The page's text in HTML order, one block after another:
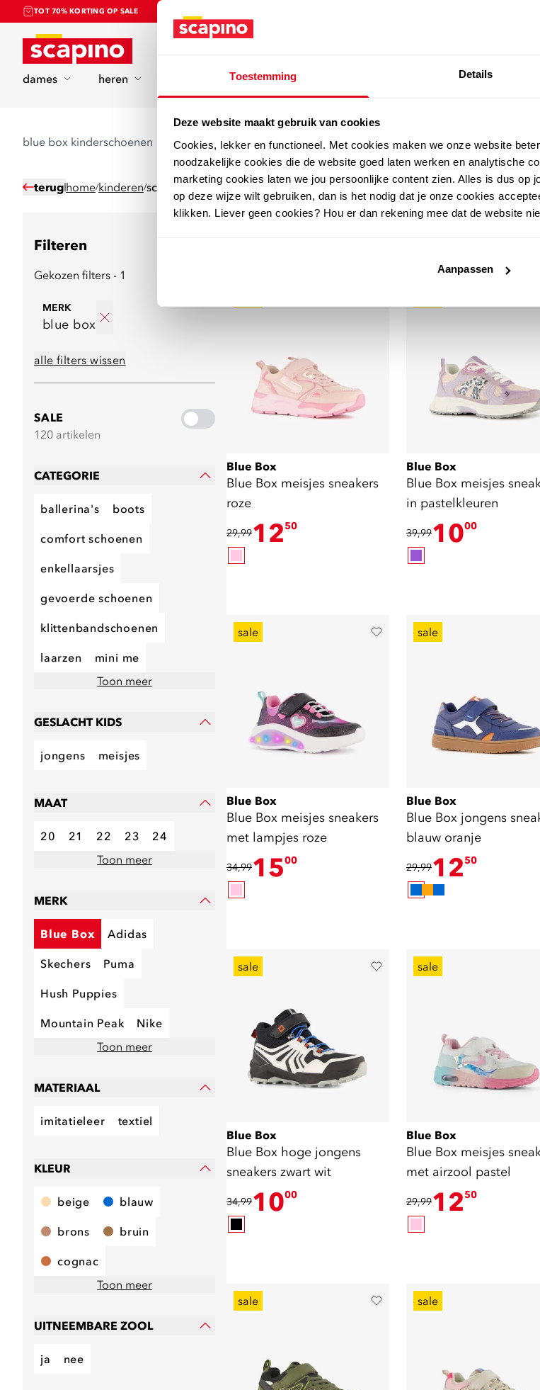
Toestemming Details
Deze website maakt gebruik van cookies
Cookies, lekker en functioneel. Met cookies maken we onze website
noodzakelijke cookies die de website goed laten werken en analytische
marketing cookies laten we jou persoonlijke content zien. Alles is dus op
op deze wijze wilt gebruiken, dan is het nodig dat je onze cookies
klikken. Liever geen cookies? Hou er dan rekening mee dat de website
Aanpassen
TOT 70% KORTING OP SALE
Home
dames heren sport merken
blue box kinderschoenen
terug home/kinderen/schoenen
Filteren
Gekozen filters - 1
MERK
blue box
alle filters wissen
SALE
120 artikelen
CATEGORIE
ballerina's boots
comfort schoenen
enkellaarsjes
gevoerde schoenen
klittenbandschoenen
laarzen
mini me
Toon meer
GESLACHT KIDS
jongens meisjes
MAAT
20 21 22 23
24
Toon meer
MERK
Blue Box Adidas
Skechers Puma
Hush Puppies
Mountain Peak
Nike
Toon meer
MATERIAAL
imitatieleer textiel
KLEUR
beige blauw
brons bruin
cognac
Toon meer
UITNEEMBARE ZOOL
ja nee
Blue Box
Blue Box meisjes sneakers
roze
29,991250
Blue Box
Blue Box meisjes
in pastelkleuren
39,991000
sale
Blue Box
Blue Box meisjes sneakers
met lampjes roze
34,991500
sale
Blue Box
Blue Box jongens
blauw oranje
29,991250
sale
Blue Box
Blue Box hoge jongens
sneakers zwart wit
34,991000
sale
Blue Box
Blue Box meisjes
met airzool pastel
29,991250
sale sale